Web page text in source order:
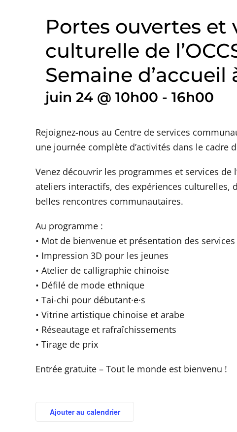
Portes ouvertes et
culturelle de
Semaine d’accueil
juin 24 @ 10h00 - 16h00
Rejoignez-nous au Centre de services
une journée complète d’activités dans le cadre
Venez découvrir les programmes et services de
ateliers interactifs, des expériences culturelles,
belles rencontres communautaires.
Au programme :
• Mot de bienvenue et présentation des services
• Impression 3D pour les jeunes
• Atelier de calligraphie chinoise
• Défilé de mode ethnique
• Tai-chi pour débutant·e·s
• Vitrine artistique chinoise et arabe
• Réseautage et rafraîchissements
• Tirage de prix
Entrée gratuite – Tout le monde est bienvenu !
Ajouter au calendrier